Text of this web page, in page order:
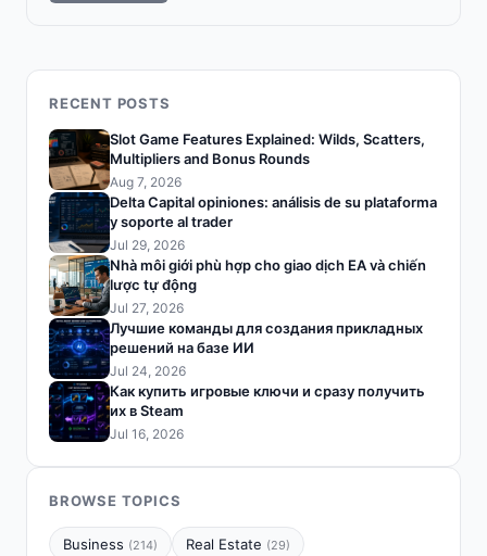
RECENT POSTS
Slot Game Features Explained: Wilds, Scatters,
Multipliers and Bonus Rounds
Aug 7, 2026
Delta Capital opiniones: análisis de su plataforma
y soporte al trader
Jul 29, 2026
Nhà môi giới phù hợp cho giao dịch EA và chiến
lược tự động
Jul 27, 2026
Лучшие команды для создания прикладных
решений на базе ИИ
Jul 24, 2026
Как купить игровые ключи и сразу получить
их в Steam
Jul 16, 2026
BROWSE TOPICS
Business (214) Real Estate (29)